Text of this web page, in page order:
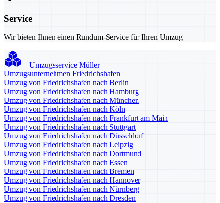
Service
Wir bieten Ihnen einen Rundum-Service für Ihren Umzug
Umzugsservice Müller
Umzugsunternehmen Friedrichshafen
Umzug von Friedrichshafen nach Berlin
Umzug von Friedrichshafen nach Hamburg
Umzug von Friedrichshafen nach München
Umzug von Friedrichshafen nach Köln
Umzug von Friedrichshafen nach Frankfurt am Main
Umzug von Friedrichshafen nach Stuttgart
Umzug von Friedrichshafen nach Düsseldorf
Umzug von Friedrichshafen nach Leipzig
Umzug von Friedrichshafen nach Dortmund
Umzug von Friedrichshafen nach Essen
Umzug von Friedrichshafen nach Bremen
Umzug von Friedrichshafen nach Hannover
Umzug von Friedrichshafen nach Nürnberg
Umzug von Friedrichshafen nach Dresden